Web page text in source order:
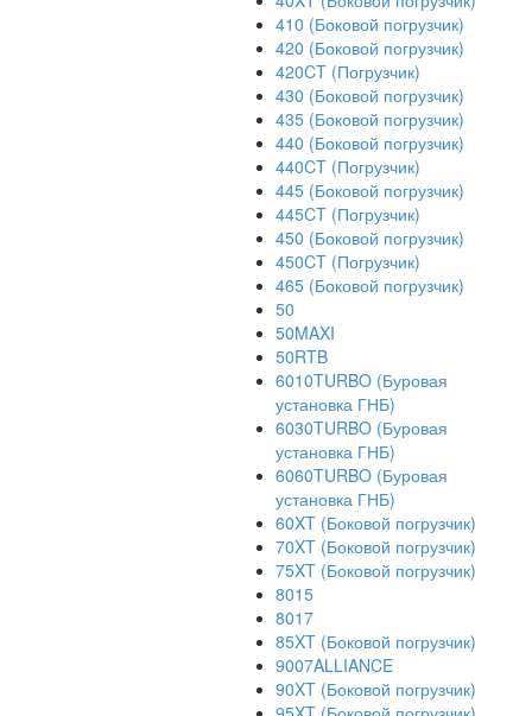
410 (Боковой погрузчик)
420 (Боковой погрузчик)
420CT (Погрузчик)
430 (Боковой погрузчик)
435 (Боковой погрузчик)
440 (Боковой погрузчик)
440CT (Погрузчик)
445 (Боковой погрузчик)
445CT (Погрузчик)
450 (Боковой погрузчик)
450CT (Погрузчик)
465 (Боковой погрузчик)
50
50MAXI
50RTB
6010TURBO (Буровая
установка ГНБ)
6030TURBO (Буровая
установка ГНБ)
6060TURBO (Буровая
установка ГНБ)
60XT (Боковой погрузчик)
70XT (Боковой погрузчик)
75XT (Боковой погрузчик)
8015
8017
85XT (Боковой погрузчик)
9007ALLIANCE
90XT (Боковой погрузчик)